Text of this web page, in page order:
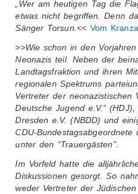
„Wer am heutigen Tag die
etwas nicht begriffen. Denn
Sänger Torsun. << Vom
>>Wie schon in den
Neonazis teil. Neben der
Landtagsfraktion und ihren
regionalen Spektrums
Vertreter der neonazistischen
Deutsche Jugend e.V.”
Dresden e.V. (NBDD) und
CDU-
unter den “Trauergästen”.
Im Vorfeld hatte die
Diskussionen gesorgt. So
weder Vertreter der